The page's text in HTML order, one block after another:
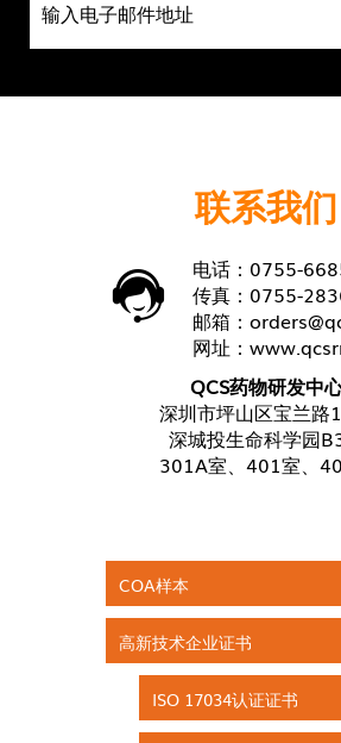
联系我们
电话：0755-
传真：0755-
邮箱：
网址：
QCS药物研发中
深圳市坪山区宝兰路
深城投生命科学园
301A室、401室、
COA样本
高新技术企业证书
ISO 17034认证证书